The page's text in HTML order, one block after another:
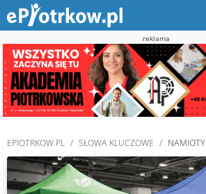
reklama
EPIOTRKOW.PL SŁOWA KLUCZOWE NAMIOTY